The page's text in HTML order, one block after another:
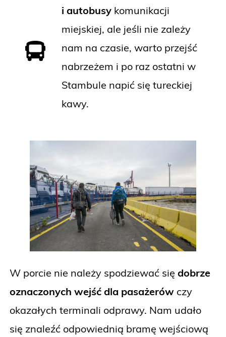
i autobusykomunikacji
miejskiej, ale jeśli nie zależy
nam na czasie, warto przejść
nabrzeżem i po raz ostatni w
Stambule napić się tureckiej
kawy.
W porcie nie należy spodziewać się dobrze
oznaczonych wejść dla pasażerów czy
okazałych terminali odprawy. Nam udało
się znaleźć odpowiednią bramę wejściową